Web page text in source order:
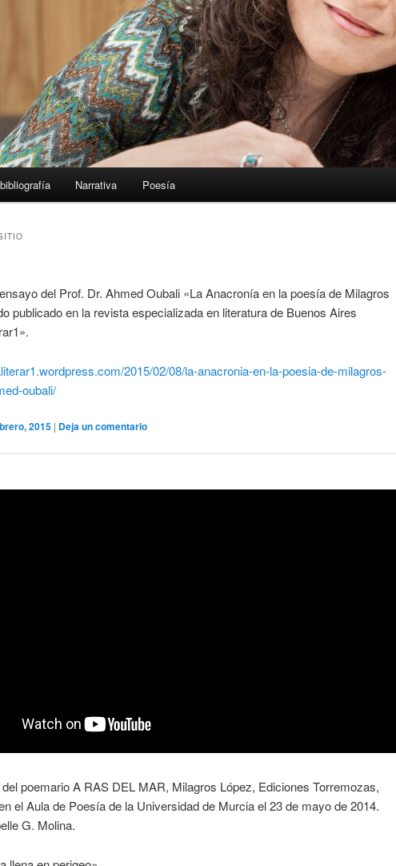
Narrativa Poesía
del Prof. Dr. Ahmed Oubali «La Anacronía en la poesía de Milagros
publicado en la revista especializada en literatura de Buenos Aires
2015/02/08/la-anacronia-en-la-poesia-de-milagros-
oubali/
2015 | Deja un comentario
poemario A RAS DEL MAR, Milagros López, Ediciones Torremozas,
el Aula de Poesía de la Universidad de Murcia el 23 de mayo de 2014.
G. Molina.